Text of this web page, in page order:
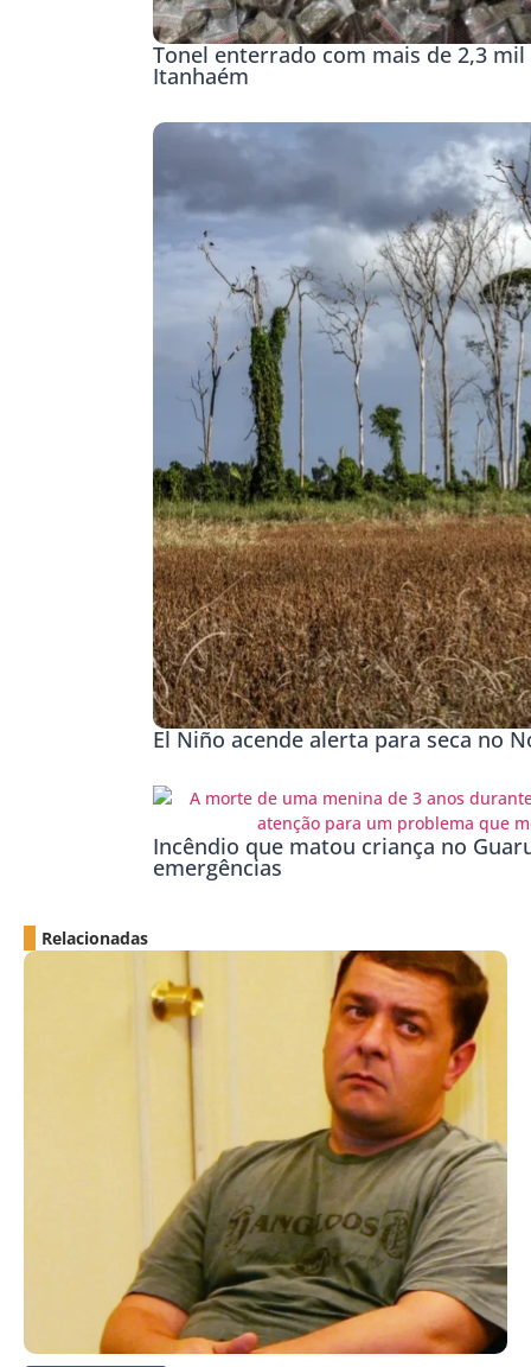
Tonel enterrado com mais de 2,3
Itanhaém
El Niño acende alerta para seca no
Incêndio que matou criança no
emergências
Relacionadas